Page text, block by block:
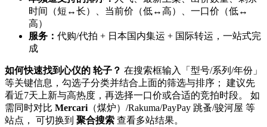
时间（短↔长）、当前价（低↔高）、一口价（低↔
高）
服务： 代购/代拍 + 日本国内集运 + 国际转运，一站式完
成
如何快速找到心仪的 轮子？ 在搜索框输入「型号/系列/年份」
等关键信息，勾选子分类并结合上面的筛选与排序； 建议先
看近7天上新与高热度，再选择一口价或合适的竞拍时段。 如
需同时对比 Mercari （煤炉）/Rakuma/PayPay 跳蚤/骏河屋 等
站点， 可切换到 聚合搜索 查看多站结果。